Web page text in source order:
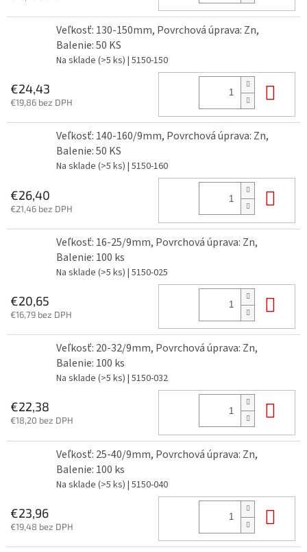
Veľkosť: 130-150mm, Povrchová úprava: Zn,
Balenie: 50 KS
Na sklade (>5 ks) | 5150-150
€24,43
€19,86 bez DPH
Veľkosť: 140-160/9mm, Povrchová úprava: Zn,
Balenie: 50 KS
Na sklade (>5 ks) | 5150-160
€26,40
€21,46 bez DPH
Veľkosť: 16-25/9mm, Povrchová úprava: Zn,
Balenie: 100 ks
Na sklade (>5 ks) | 5150-025
€20,65
€16,79 bez DPH
Veľkosť: 20-32/9mm, Povrchová úprava: Zn,
Balenie: 100 ks
Na sklade (>5 ks) | 5150-032
€22,38
€18,20 bez DPH
Veľkosť: 25-40/9mm, Povrchová úprava: Zn,
Balenie: 100 ks
Na sklade (>5 ks) | 5150-040
€23,96
€19,48 bez DPH